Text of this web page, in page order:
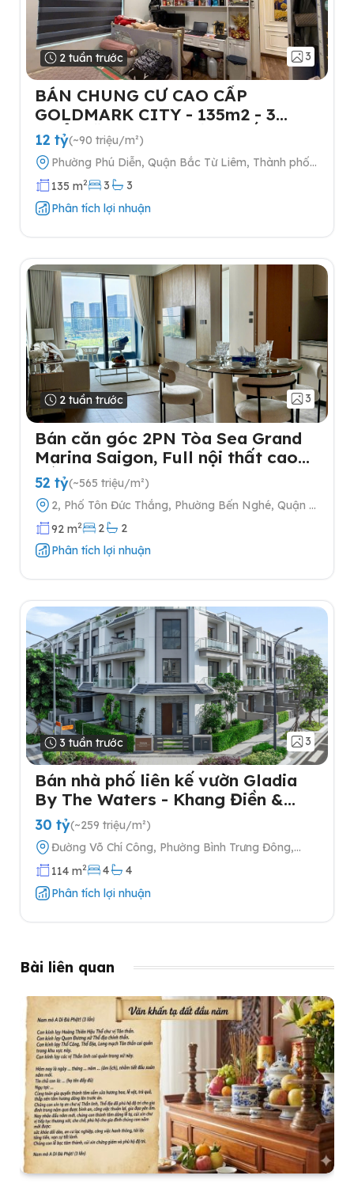
2 tuần trước 3
BÁN CHUNG CƯ CAO CẤP
GOLDMARK CITY - 135m2 - 3
NGỦ-TẶNG FULL NỘI THẤT- 2
SLOT Ô TÔ
12 tỷ(~90 triệu/m²)
Phường Phú Diễn, Quận Bắc Từ Liêm, Thành phố
Hà Nội
135 m2 3
3
Phân tích lợi nhuận
2 tuần trước 3
Bán căn góc 2PN Tòa Sea Grand
Marina Saigon, Full nội thất cao
cấp
52 tỷ(~565 triệu/m²)
2, Phố Tôn Đức Thắng, Phường Bến Nghé, Quận 1,
Thành phố Hồ Chí Minh
92 m2 2
2
Phân tích lợi nhuận
3 tuần trước 3
Bán nhà phố liên kế vườn Gladia
By The Waters - Khang Điền &
Keppel tại Quận 2
30 tỷ(~259 triệu/m²)
Đường Võ Chí Công, Phường Bình Trưng Đông,
Quận 2, Thành phố Hồ Chí Minh
114 m2 4
4
Phân tích lợi nhuận
Bài liên quan